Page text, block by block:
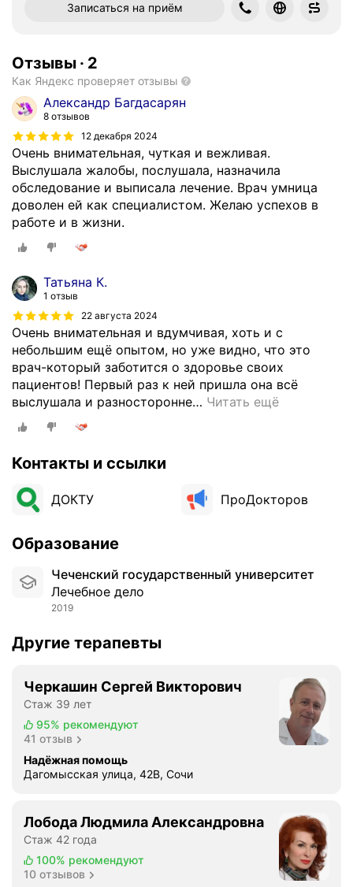
Записаться на приём
Отзывы · 2
Как Яндекс проверяет отзывы
Александр Багдасарян
8 отзывов
12 декабря 2024
Очень внимательная, чуткая и вежливая.
Выслушала жалобы, послушала, назначила
обследование и выписала лечение. Врач умница
доволен ей как специалистом. Желаю успехов в
работе и в жизни.
Татьяна К.
1 отзыв
22 августа 2024
Очень внимательная и вдумчивая, хоть и с
небольшим ещё опытом, но уже видно, что это
врач-который заботится о здоровье своих
пациентов! Первый раз к ней пришла она всё
выслушала и разносторонне… Читать ещё
Контакты и ссылки
ДОКТУ ПроДокторов
Образование
Чеченский государственный университет
Лечебное дело
2019
Другие терапевты
Черкашин Сергей Викторович
Стаж 39 лет
95% рекомендуют
41 отзыв
Надёжная помощь
Дагомысская улица, 42В, Сочи
Лобода Людмила Александровна
Стаж 42 года
100% рекомендуют
10 отзывов